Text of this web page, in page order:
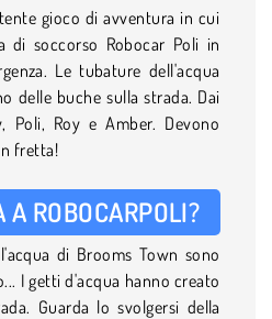
gioco di avventura in cui
di soccorso Robocar Poli in
Le tubature dell'acqua
delle buche sulla strada. Dai
Poli, Roy e Amber. Devono
fretta!
A ROBOCARPOLI?
di Brooms Town sono
I getti d'acqua hanno creato
Guarda lo svolgersi della